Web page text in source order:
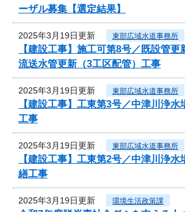
ーザル募集【選定結果】
2025年3月19日更新 東部広域水道事務所
【建設工事】施工可第8号／既設管
流送水管更新（3工区配管）工事
2025年3月19日更新 東部広域水道事務所
【建設工事】工東第3号／中津川浄
工事
2025年3月19日更新 東部広域水道事務所
【建設工事】工東第2号／中津川浄水
繕工事
2025年3月19日更新 環境生活政策課